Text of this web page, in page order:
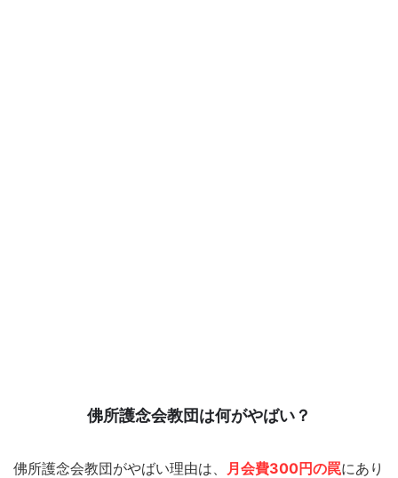
佛所護念会教団は何がやばい？
佛所護念会教団がやばい理由は、 月会費300円の罠にあり